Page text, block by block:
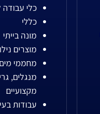
כלי עבודה
כללי
מונה בייתי
מוצרים
מחממי מים
מנגלים,
מקצועיים
עבודות